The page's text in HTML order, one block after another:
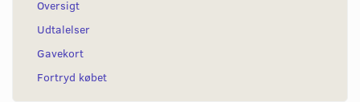
Oversigt
Udtalelser
Gavekort
Fortryd købet